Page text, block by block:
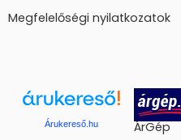
Megfelelőségi nyilatkozatok
Árukereső.hu ÁrGép